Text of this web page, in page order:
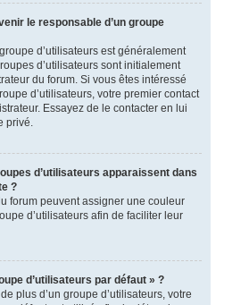
le responsable d’un groupe
d’utilisateurs est généralement
d’utilisateurs sont initialement
du forum. Si vous êtes intéressé
d’utilisateurs, votre premier contact
Essayez de le contacter en lui
privé.
d’utilisateurs apparaissent dans
?
forum peuvent assigner une couleur
d’utilisateurs afin de faciliter leur
d’utilisateurs par défaut » ?
plus d’un groupe d’utilisateurs, votre